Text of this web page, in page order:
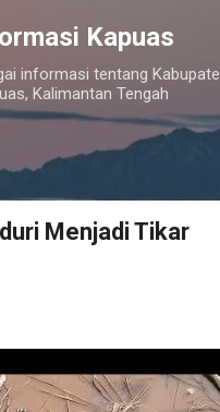
ke konten utama
Kapuas
informasi tentang
Kalimantan Tengah
Menjadi Tikar